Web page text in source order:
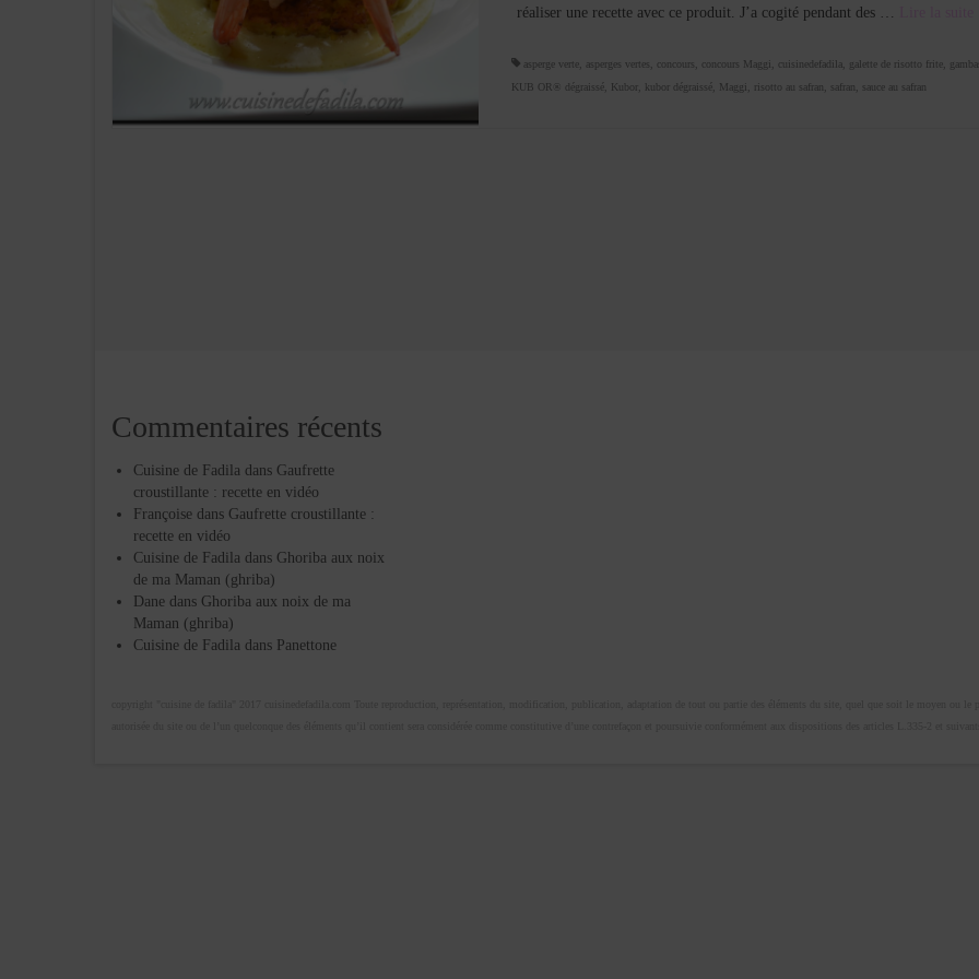
réaliser une recette avec ce produit. J’a cogité pendant des …
asperge verte, asperges vertes, concours, concours Maggi, cuisinedefadila, galette de risotto frite,
KUB OR® dégraissé, Kubor, kubor dégraissé, Maggi, risotto au safran, safran, sauce au safran
Commentaires récents
Cuisine de Fadila dans Gaufrette
croustillante : recette en vidéo
Françoise dans Gaufrette croustillante :
recette en vidéo
Cuisine de Fadila dans Ghoriba aux noix
de ma Maman (ghriba)
Dane dans Ghoriba aux noix de ma
Maman (ghriba)
Cuisine de Fadila dans Panettone